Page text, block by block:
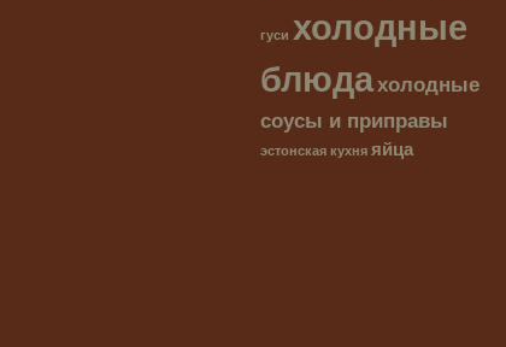
гуси холодные
блюдахолодные
соусы и приправы
эстонская кухня яйца